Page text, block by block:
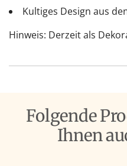
Kultiges Design aus
Hinweis: Derzeit als
Folgende Produkte könnten
Ihnen